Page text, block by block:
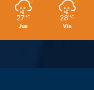
27 ℃
Jue
28 ℃
Vie